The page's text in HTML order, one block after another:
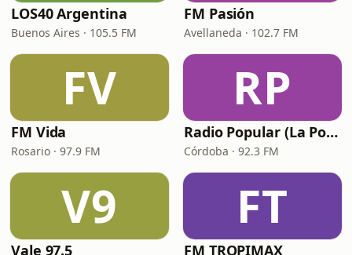
LOS40 Argentina
Buenos Aires · 105.5 FM
FM Pasión
Avellaneda · 102.7 FM
FV
FM Vida
Rosario · 97.9 FM
RP
Radio Popular (La Popu)
Córdoba · 92.3 FM
V9
Vale 97.5
FT
FM TROPIMAX